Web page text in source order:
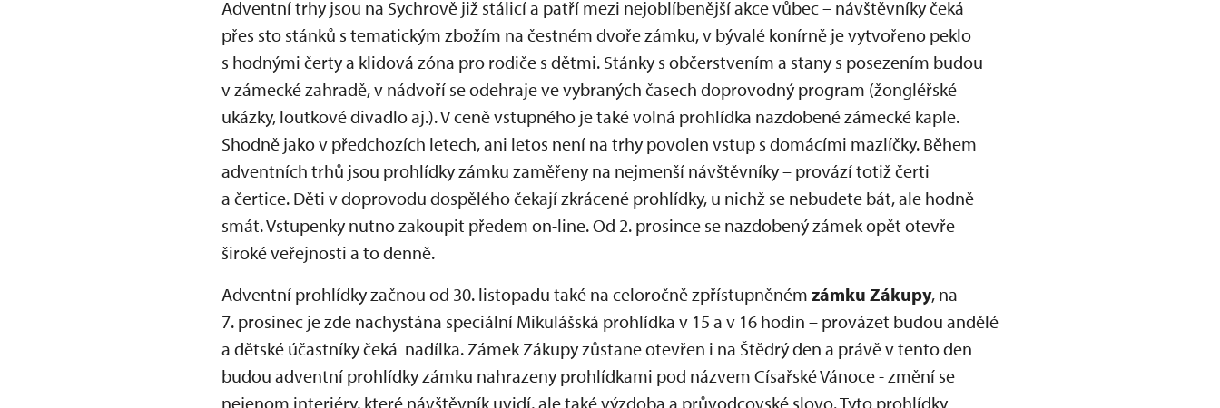
Adventní trhy jsou na Sychrově již stálicí a patří mezi nejoblíbenější akce vůbec – návštěvníky čeká
přes sto stánků s tematickým zbožím na čestném dvoře zámku, v bývalé konírně je vytvořeno peklo
s hodnými čerty a klidová zóna pro rodiče s dětmi. Stánky s občerstvením a stany s posezením budou
v zámecké zahradě, v nádvoří se odehraje ve vybraných časech doprovodný program (žongléřské
ukázky, loutkové divadlo aj.). V ceně vstupného je také volná prohlídka nazdobené zámecké kaple.
Shodně jako v předchozích letech, ani letos není na trhy povolen vstup s domácími mazlíčky. Během
adventních trhů jsou prohlídky zámku zaměřeny na nejmenší návštěvníky – provází totiž čerti
a čertice. Děti v doprovodu dospělého čekají zkrácené prohlídky, u nichž se nebudete bát, ale hodně
smát. Vstupenky nutno zakoupit předem on-line. Od 2. prosince se nazdobený zámek opět otevře
široké veřejnosti a to denně.
Adventní prohlídky začnou od 30. listopadu také na celoročně zpřístupněném zámku Zákupy, na
7. prosinec je zde nachystána speciální Mikulášská prohlídka v 15 a v 16 hodin – provázet budou andělé
a dětské účastníky čeká nadílka. Zámek Zákupy zůstane otevřen i na Štědrý den a právě v tento den
budou adventní prohlídky zámku nahrazeny prohlídkami pod názvem Císařské Vánoce - změní se
nejenom interiéry, které návštěvník uvidí, ale také výzdoba a průvodcovské slovo. Tyto prohlídky